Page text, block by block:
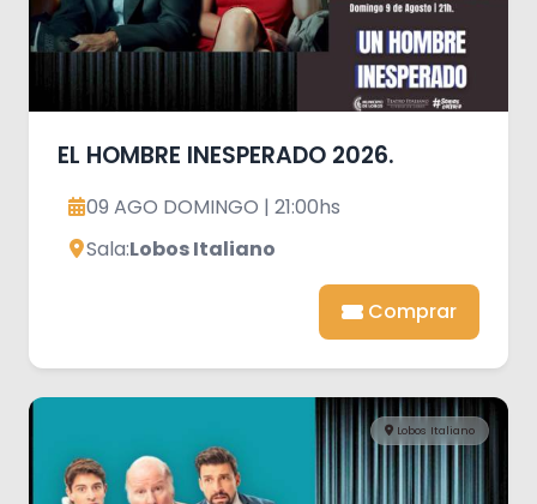
EL HOMBRE INESPERADO 2026.
09 AGO DOMINGO | 21:00hs
Sala:Lobos Italiano
Comprar
Lobos Italiano